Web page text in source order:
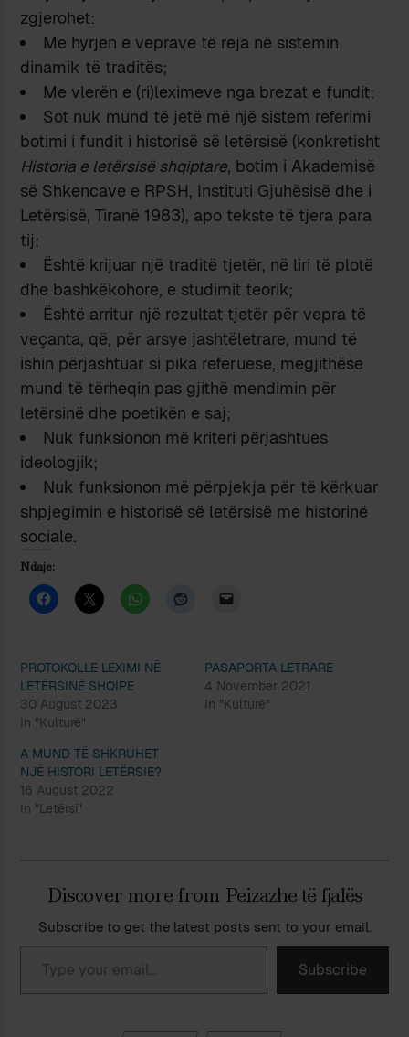
zgjerohet:
Me hyrjen e veprave të reja në sistemin
dinamik të traditës;
Me vlerën e (ri)leximeve nga brezat e fundit;
Sot nuk mund të jetë më një sistem referimi
botimi i fundit i historisë së letërsisë (konkretisht
Historia e letërsisë shqiptare, botim i Akademisë
së Shkencave e RPSH, Instituti Gjuhësisë dhe i
Letërsisë, Tiranë 1983), apo tekste të tjera para
tij;
Është krijuar një traditë tjetër, në liri të plotë
dhe bashkëkohore, e studimit teorik;
Është arritur një rezultat tjetër për vepra të
veçanta, që, për arsye jashtëletrare, mund të
ishin përjashtuar si pika referuese, megjithëse
mund të tërheqin pas gjithë mendimin për
letërsinë dhe poetikën e saj;
Nuk funksionon më kriteri përjashtues
ideologjik;
Nuk funksionon më përpjekja për të kërkuar
shpjegimin e historisë së letërsisë me historinë
sociale.
Ndaje:
PROTOKOLLE LEXIMI NË
LETËRSINË SHQIPE
30 August 2023
In "Kulturë"
PASAPORTA LETRARE
4 November 2021
In "Kulturë"
A MUND TË SHKRUHET
NJË HISTORI LETËRSIE?
16 August 2022
In "Letërsi"
Discover more from Peizazhe të fjalës
Subscribe to get the latest posts sent to your email.
Type your email…
Subscribe